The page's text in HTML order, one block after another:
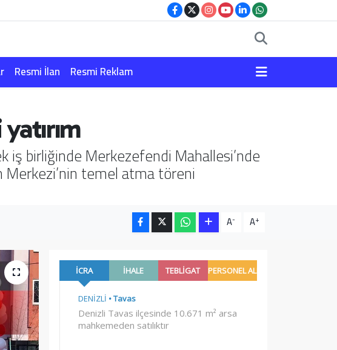
Resmi İlan Resmi Reklam
iş birliğinde Merkezefendi Mahallesi’nde
temel atma töreni
A- A+